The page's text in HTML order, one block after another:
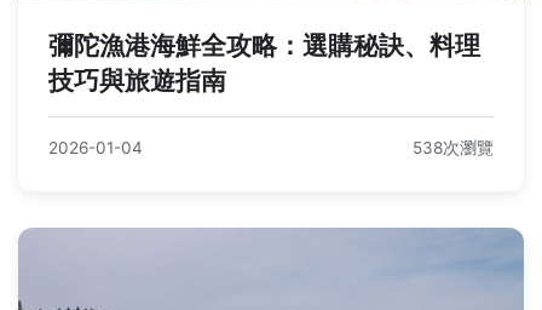
彌陀漁港海鮮全攻略：選購秘訣、料理
技巧與旅遊指南
2026-01-04 538次瀏覽